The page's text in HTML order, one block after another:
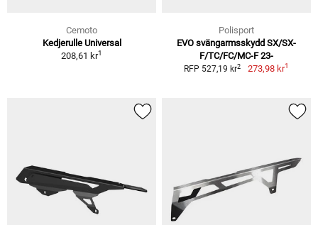
Cemoto
Kedjerulle Universal
208,61 kr1
Polisport
EVO svängarmsskydd SX/SX-
F/TC/FC/MC-F 23-
RFP 527,19 kr2 273,98 kr1